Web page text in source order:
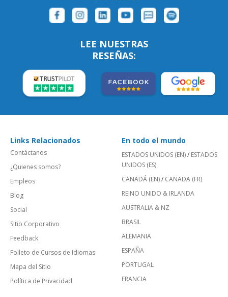
LEE NUESTRAS
RESEÑAS:
Links Relacionados
Contáctanos
¿Quienes somos?
Empleos
Blog
Social
Sitio Corporativo
Feedback
Folleto de Cursos de Idiomas
Mapa del Sitio
Política de Privacidad
En todo el mundo
ESTADOS UNIDOS (EN)/ ESTADOS
UNIDOS (ES)
CANADÁ (EN)/ CANADA (FR)
REINO UNIDO & IRLANDA
AUSTRALIA & NZ
BRASIL
ALEMANIA
ESPAÑA
PORTUGAL
FRANCIA